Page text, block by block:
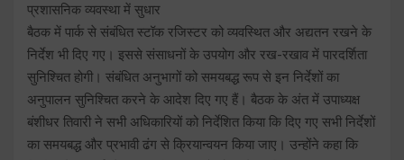
प्रशासनिक व्यवस्था में सुधार
बैठक में पार्क से संबंधित स्टॉक रजिस्टर को व्यवस्थित और अद्यतन रखने के
निर्देश भी दिए गए। इससे संसाधनों के उपयोग और रख-रखाव में पारदर्शिता
सुनिश्चित होगी। संबंधित अनुभागों को समयबद्ध रूप से इन निर्देशों का
अनुपालन सुनिश्चित करने के आदेश दिए गए हैं। बैठक के अंत में उपाध्यक्ष
बंशीधर तिवारी ने सभी अधिकारियों को निर्देशित किया कि दिए गए सभी निर्देशों
का समयबद्ध और प्रभावी ढंग से क्रियान्वयन किया जाए। उन्होंने कहा कि